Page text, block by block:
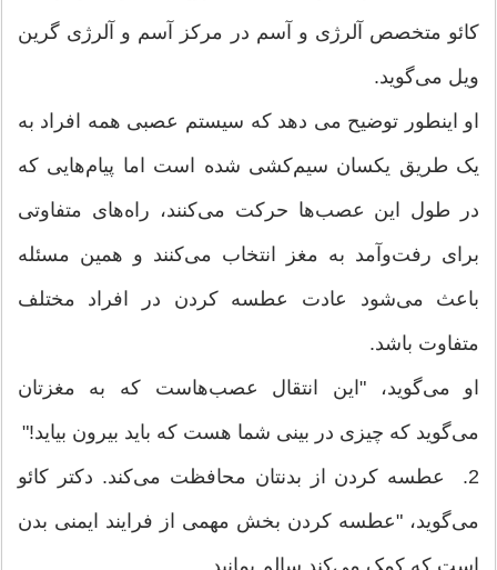
کائو متخصص آلرژی و آسم در مرکز آسم و آلرژی گرین
ویل می‌گوید.
او اینطور توضیح می دهد که سیستم عصبی همه افراد به
یک طریق یکسان سیم‌کشی شده است اما پیام‌هایی که
در طول این عصب‌ها حرکت می‌کنند، راه‌های متفاوتی
برای رفت‌و‌آمد به مغز انتخاب می‌کنند و همین مسئله
باعث می‌شود عادت عطسه کردن در افراد مختلف
متفاوت باشد.
او می‌گوید، "این انتقال عصب‌هاست که به مغزتان
می‌گوید که چیزی در بینی شما هست که باید بیرون بیاید!"
2. عطسه کردن از بدنتان محافظت می‌کند. دکتر کائو
می‌گوید، "عطسه کردن بخش مهمی از فرایند ایمنی بدن
است که کمک می‌کند سالم بمانید.